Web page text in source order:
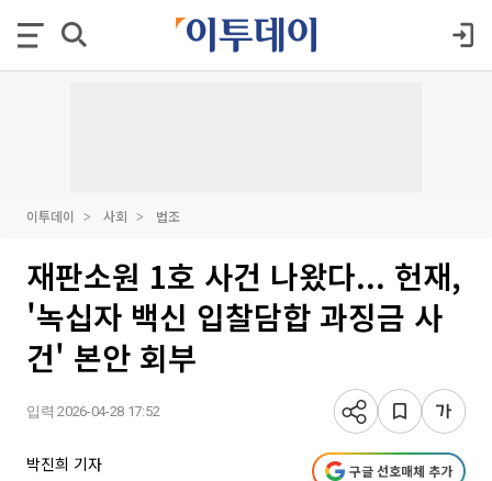
이투데이 사회 법조
재판소원 1호 사건 나왔다... 헌재,
'녹십자 백신 입찰담합 과징금 사
건' 본안 회부
입력 2026-04-28 17:52
박진희 기자 구글 선호매체 추가